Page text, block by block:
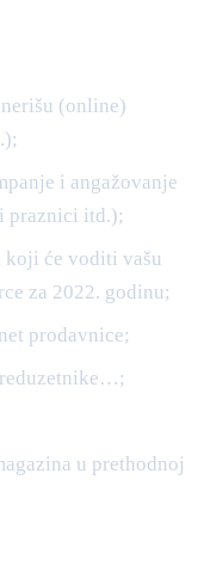
(online)
i angažovanje
praznici itd.);
koji će voditi vašu
za 2022. godinu;
prodavnice;
u prethodnoj